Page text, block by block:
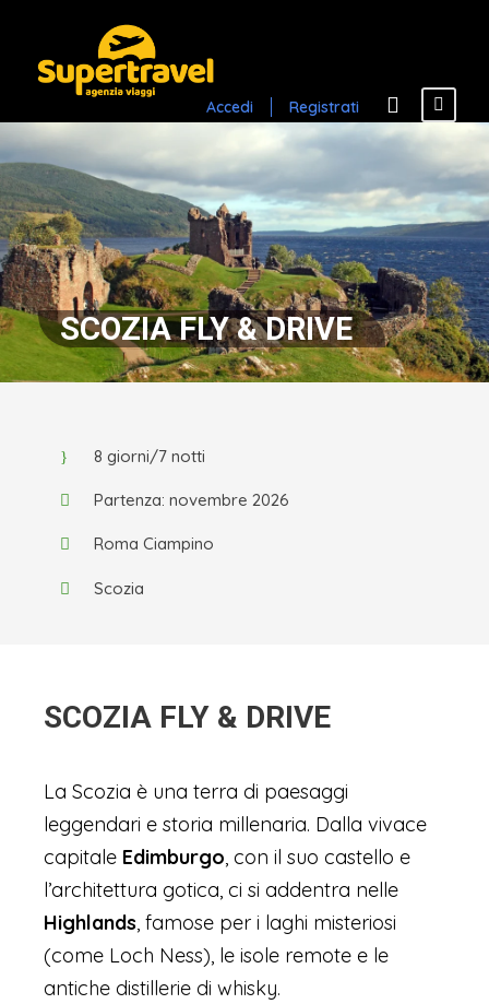
Accedi Registrati
SCOZIA FLY & DRIVE
8 giorni/7 notti
Partenza: novembre 2026
Roma Ciampino
Scozia
SCOZIA FLY & DRIVE
La Scozia è una terra di paesaggi
leggendari e storia millenaria. Dalla vivace
capitale Edimburgo, con il suo castello e
l’architettura gotica, ci si addentra nelle
Highlands, famose per i laghi misteriosi
(come Loch Ness), le isole remote e le
antiche distillerie di whisky.